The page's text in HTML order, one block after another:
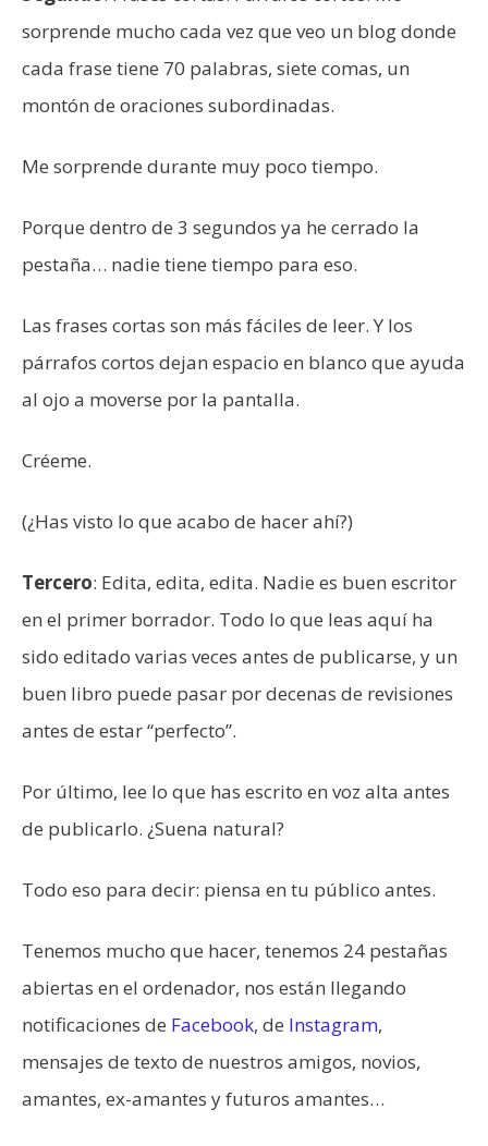
sorprende mucho cada vez que veo un blog donde
cada frase tiene 70 palabras, siete comas, un
montón de oraciones subordinadas.
Me sorprende durante muy poco tiempo.
Porque dentro de 3 segundos ya he cerrado la
pestaña… nadie tiene tiempo para eso.
Las frases cortas son más fáciles de leer. Y los
párrafos cortos dejan espacio en blanco que ayuda
al ojo a moverse por la pantalla.
Créeme.
(¿Has visto lo que acabo de hacer ahí?)
Tercero: Edita, edita, edita. Nadie es buen escritor
en el primer borrador. Todo lo que leas aquí ha
sido editado varias veces antes de publicarse, y un
buen libro puede pasar por decenas de revisiones
antes de estar “perfecto”.
Por último, lee lo que has escrito en voz alta antes
de publicarlo. ¿Suena natural?
Todo eso para decir: piensa en tu público antes.
Tenemos mucho que hacer, tenemos 24 pestañas
abiertas en el ordenador, nos están llegando
notificaciones de Facebook, de Instagram,
mensajes de texto de nuestros amigos, novios,
amantes, ex-amantes y futuros amantes…